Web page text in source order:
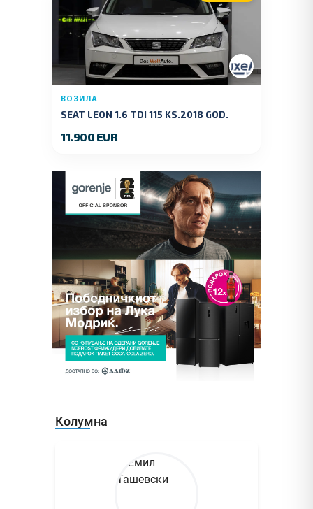
ВОЗИЛА
SEAT LEON 1.6 TDI 115 KS.2018 GOD.
11.900 EUR
Колумна